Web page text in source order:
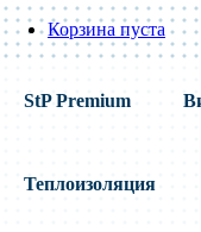
Корзина пуста
StP Premium
Теплоизоляция